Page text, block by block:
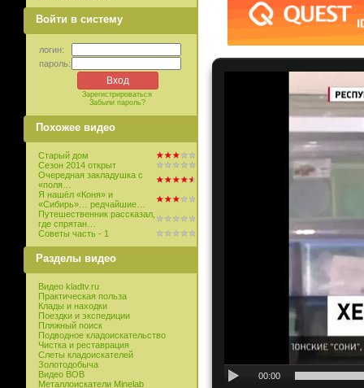
Войти в систему
логин:
пароль:
Зарегистрироваться
Забыли пароль?
Похожее видео
Старый дом
Сезон 2014 открыт
Очередная закладушка с
«поля…
Я нашёл «Коня» и
«Сибирь»… редчайшие…
Путешественник рассказал,
где спрятан…
Советы часть - 1
Разделы видео
Видео kladtv.ru
Практическая польза
Клады и находки
Поездки и экспедиции
Пляжный поиск
Подводное кладоискательство
Чистка и реставрация
Слеты кладоискателей
Золотодобыча
Видео ВОВ
Металлоискатели Minelab
00:00